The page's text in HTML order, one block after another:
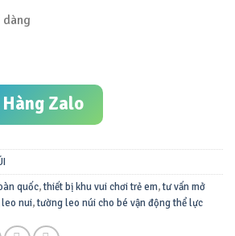
Zalo
quốc,thiết bị khu vui chơi trẻ em,tư vấn mở
nui,tường leo núi cho bé vận động thể lực